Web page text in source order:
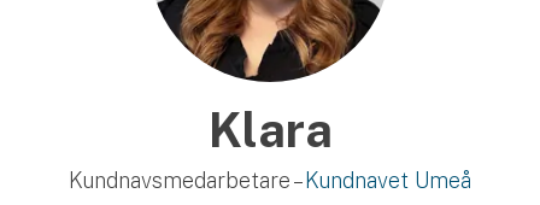
Klara
Kundnavsmedarbetare – Kundnavet Umeå